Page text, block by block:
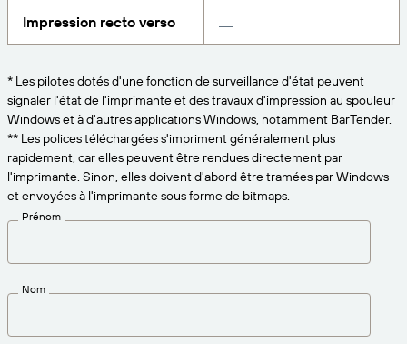
PRODUIT
Tarification
Essai gratuit
Spécifications techniques
Enregistrement du produit
Normes prises en charge
Amazon Transparency
Présentation des solutions
CONNECTER
À propos de nous
Carrières
Salle de presse
Impression recto verso
* Les pilotes dotés d'une fonction de surveillance d'état peuvent
signaler l'état de l'imprimante et des travaux d'impression au spouleur
Windows et à d'autres applications Windows, notamment BarTender.
** Les polices téléchargées s'impriment généralement plus
rapidement, car elles peuvent être rendues directement par
l'imprimante. Sinon, elles doivent d'abord être tramées par Windows
et envoyées à l'imprimante sous forme de bitmaps.
Prénom
Nom